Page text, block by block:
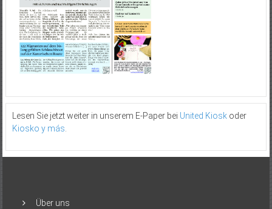
Lesen Sie jetzt weiter in unserem E-Paper bei United Kioskoder
Kiosko y más
Über uns